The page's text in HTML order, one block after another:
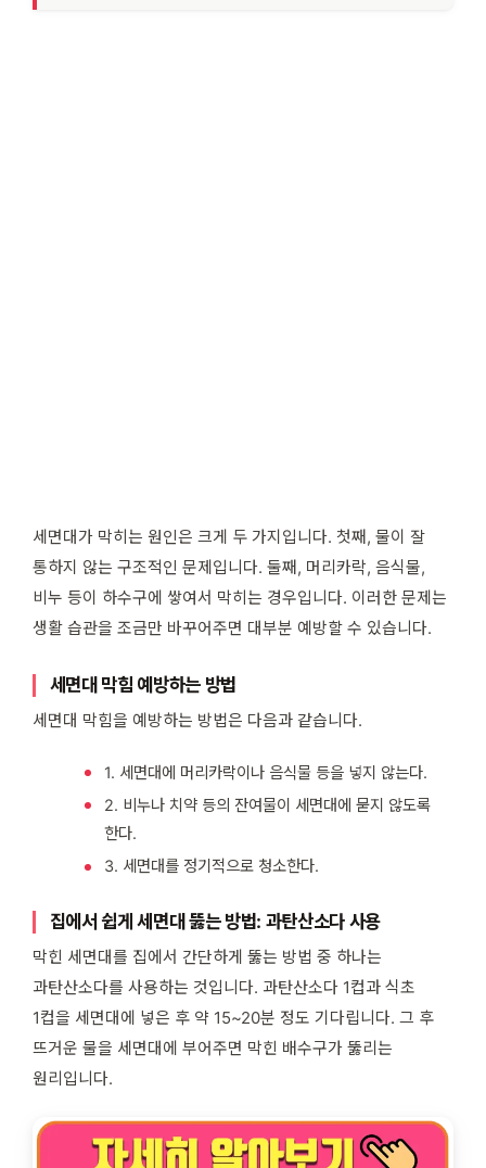
세면대가 막히는 원인은 크게 두 가지입니다. 첫째, 물이 잘
통하지 않는 구조적인 문제입니다. 둘째, 머리카락, 음식물,
비누 등이 하수구에 쌓여서 막히는 경우입니다. 이러한 문제는
생활 습관을 조금만 바꾸어주면 대부분 예방할 수 있습니다.
세면대 막힘 예방하는 방법
세면대 막힘을 예방하는 방법은 다음과 같습니다.
1. 세면대에 머리카락이나 음식물 등을 넣지 않는다.
2. 비누나 치약 등의 잔여물이 세면대에 묻지 않도록
한다.
3. 세면대를 정기적으로 청소한다.
집에서 쉽게 세면대 뚫는 방법: 과탄산소다 사용
막힌 세면대를 집에서 간단하게 뚫는 방법 중 하나는
과탄산소다를 사용하는 것입니다. 과탄산소다 1컵과 식초
1컵을 세면대에 넣은 후 약 15~20분 정도 기다립니다. 그 후
뜨거운 물을 세면대에 부어주면 막힌 배수구가 뚫리는
원리입니다.